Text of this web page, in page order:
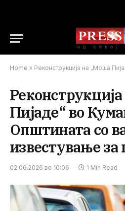
Home » Реконструкција на „Моша Пијаде“ во Куманово –
Пијаде“ во
Општината со
известување за
02.06.2026 во 10:06 1 Min Read